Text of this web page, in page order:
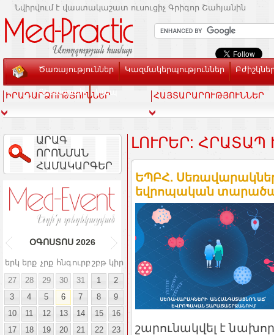
Նվիրվում է վաստակաշատ ուսուցիչ Գրիգոր Շահյանին
Ծառայություններ Կազմակերպություններ
Տեսասրահ Կապ
ԻՐԱԴԱՐՁՈՒԹՅՈՒՆՆԵՐ ՀԱՅՏԱՐԱՐՈՒԹՅՈՒՆՆԵՐ
ԱՐԱԳ
ՈՐՈՆՄԱՆ
ՀԱՄԱԿԱՐԳԵՐ
ՕԳՈՍՏՈՍ 2026
երկ երք չրք հնգուրբ շբթ կիր
27
28 29 30 31 1
2
3
4 5 6 7 8
9
10
11 12 13 14 15
16
17
18 19 20 21 22
23
ԼՈՒՐԵՐ:
ԵՊԲՀ.
եվրոպական
շարունակվել է